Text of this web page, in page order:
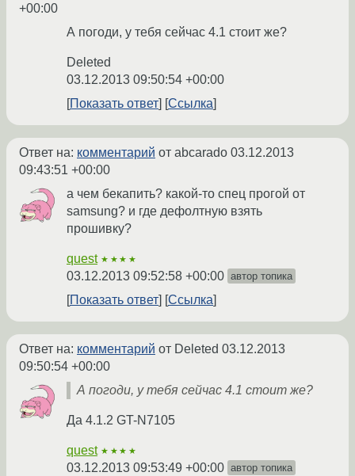
+00:00
А погоди, у тебя сейчас 4.1 стоит же?
Deleted
03.12.2013 09:50:54 +00:00
Показать ответ
Ссылка
Ответ на: комментарий от abcarado 03.12.2013
09:43:51 +00:00
а чем бекапить? какой-то спец прогой от
samsung? и где дефолтную взять
прошивку?
quest ★★★★
03.12.2013 09:52:58 +00:00 автор топика
Показать ответ Ссылка
Ответ на: комментарий от Deleted 03.12.2013
09:50:54 +00:00
А погоди, у тебя сейчас 4.1 стоит же?
Да 4.1.2 GT-N7105
quest ★★★★
03.12.2013 09:53:49 +00:00 автор топика